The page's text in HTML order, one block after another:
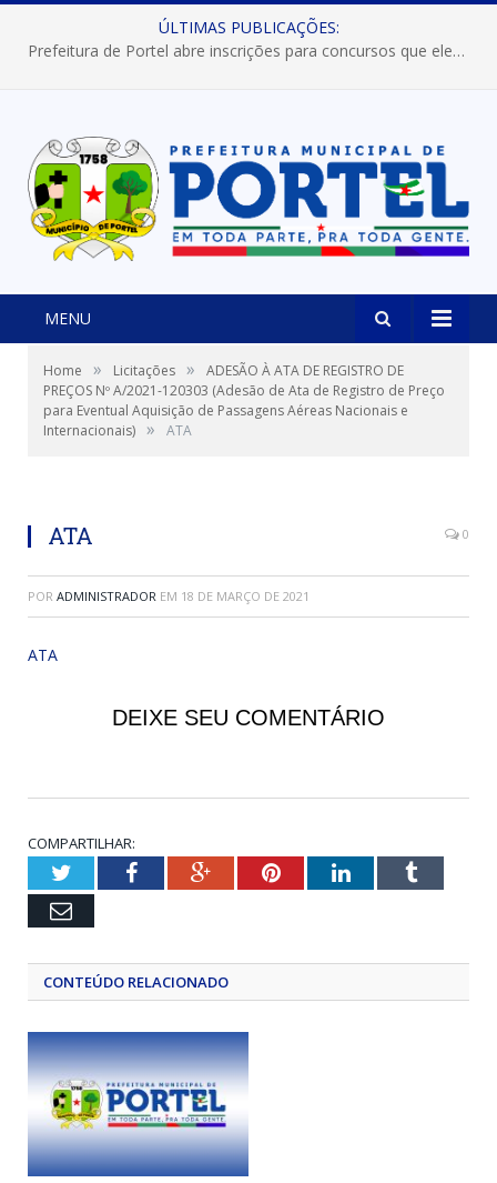
ÚLTIMAS PUBLICAÇÕES:
Prefeitura de Portel abre inscrições para concursos que elegerão os destaques do Verão 2026
MENU
Home » Licitações »
ADESÃO À ATA DE REGISTRO DE
PREÇOS Nº A/2021-120303 (Adesão de Ata de Registro de Preço
para Eventual Aquisição de Passagens Aéreas Nacionais e
Internacionais) » ATA
ATA 0
POR ADMINISTRADOR EM 18 DE MARÇO DE 2021
ATA
DEIXE SEU COMENTÁRIO
COMPARTILHAR:
TwitterFacebookGoogle+PinterestLinkedInTumblr
Email
CONTEÚDO RELACIONADO